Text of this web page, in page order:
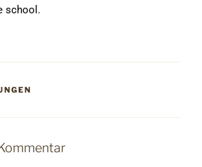
school.